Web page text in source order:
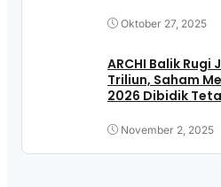
Oktober 27, 2025
ARCHI Balik Rugi
Triliun, Saham
2026 Dibidik
November 2, 2025